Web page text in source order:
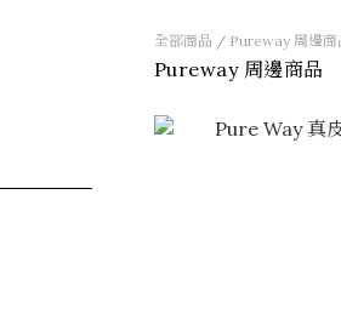
全部商品 / Pureway 周邊商
Pureway 周邊商品